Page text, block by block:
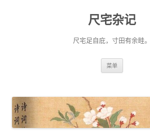
尺宅杂记
尺宅足自庇，寸田有余畦。
菜单